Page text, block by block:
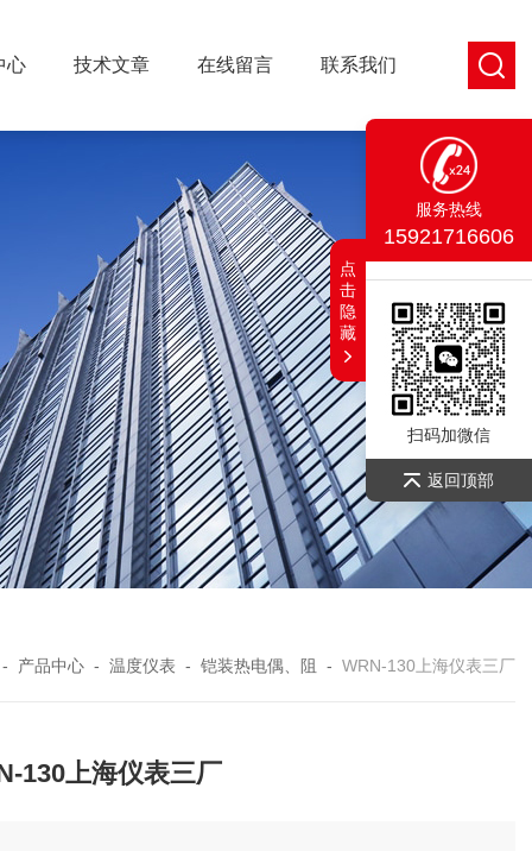
心 技术文章 在线留言 联系我们
产品中心 - 温度仪表 - 铠装热电偶、阻 - WRN-130上海仪表三厂
130上海仪表三厂
服务热线
15921716606
扫码加微信
返回顶部
点
击
隐
藏